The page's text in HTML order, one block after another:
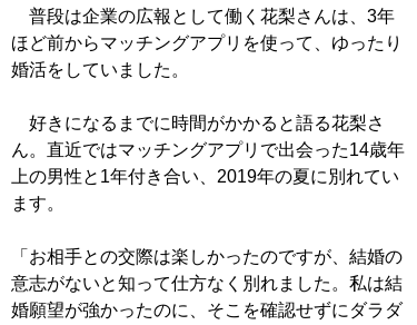
普段は企業の広報として働く花梨さんは、3年
ほど前からマッチングアプリを使って、ゆったり
婚活をしていました。
好きになるまでに時間がかかると語る花梨さ
ん。直近ではマッチングアプリで出会った14歳年
上の男性と1年付き合い、2019年の夏に別れてい
ます。
「お相手との交際は楽しかったのですが、結婚の
意志がないと知って仕方なく別れました。私は結
婚願望が強かったのに、そこを確認せずにダラダ